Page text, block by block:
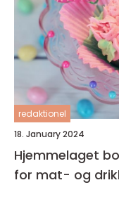
redaktionel
18. January 2024
Hjemmelaget
for mat- og